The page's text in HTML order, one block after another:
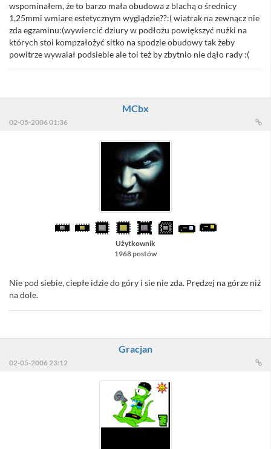
wspominałem, że to barzo mała obudowa z blachą o średnicy
1,25mmi wmiare estetycznym wyglądzie??:( wiatrak na zewnącz nie
zda egzaminu:(wywiercić dziury w podłożu powiększyć nużki na
których stoi kompzałożyć sitko na spodzie obudowy tak żeby
powitrze wywalał podsiebie ale toi też by zbytnio nie dąło rady :(
MCbx
02-05-2006 01:36
Użytkownik
1968 postów
Nie pod siebie, ciepłe idzie do góry i sie nie zda. Prędzej na górze niż
na dole.
Gracjan
02-05-2006 23:12